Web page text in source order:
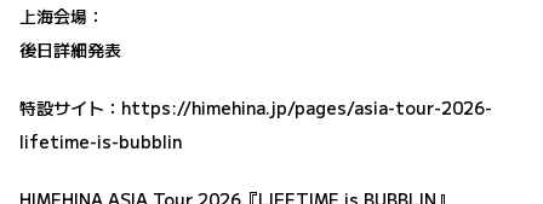
上海会場：
後日詳細発表
特設サイト： https://himehina.jp/pages/asia-tour-2026-
lifetime-is-bubblin